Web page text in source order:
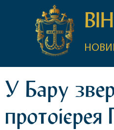
У Бару
протоієрея